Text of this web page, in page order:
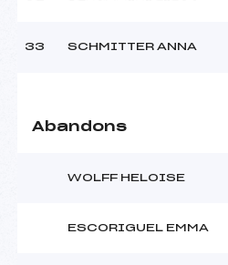
33 SCHMITTER ANNA
Abandons
WOLFF HELOISE
ESCORIGUEL EMMA